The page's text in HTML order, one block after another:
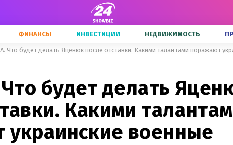
ФИНАНСЫ ИНВЕСТИЦИИ НЕДВИЖИМОСТЬ
Что будет делать Яценюк после отставки. Какими талантами поражают
Что будет делать
Какими
военные